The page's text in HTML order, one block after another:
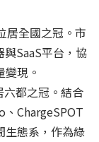
居全國之冠。市
SaaS平台，協
現。
都之冠。結合
ChargeSPOT
生態系，作為綠